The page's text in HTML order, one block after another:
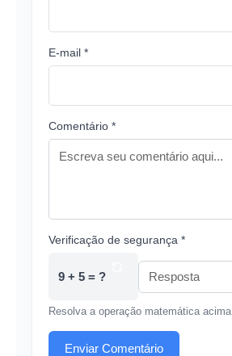
E-mail *
Comentário *
Verificação de segurança *
9 + 5 = ?
Resolva a operação matemática acima
Enviar Comentário